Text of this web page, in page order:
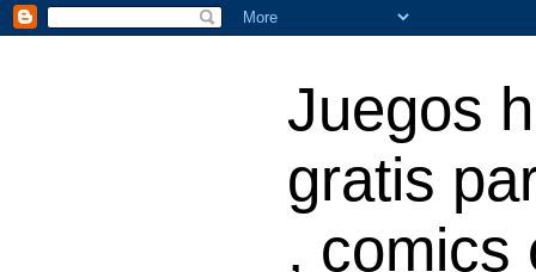
Juegos
gratis
, comics